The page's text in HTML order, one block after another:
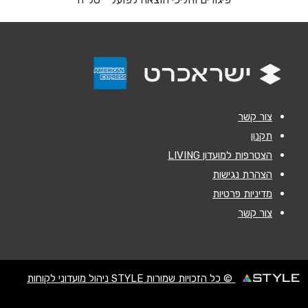
אנא חזרו אלי בקשר ל...
שליחה
צור קשר
תקנון
הצטרפות למועדון LIVING
הצהרת נגישות
מדיניות פרטיות
צור קשר
© כל הזכויות שמורות STYLE ניהול מועדוני לקוחות